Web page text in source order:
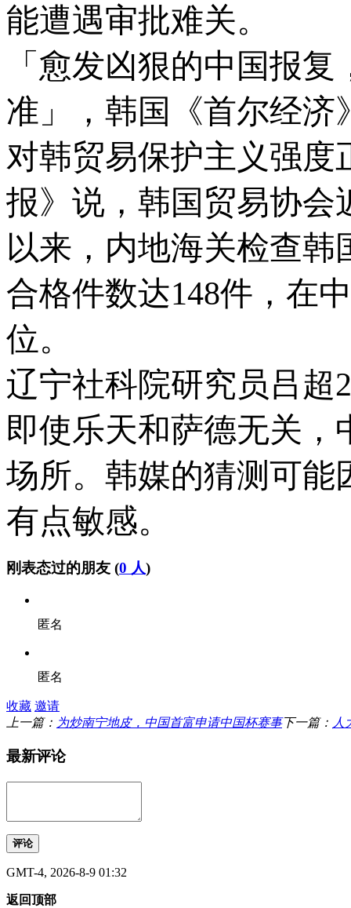
能遭遇审批难关。
「愈发凶狠的中国报
准」，韩国《首尔经济
对韩贸易保护主义强度
报》说，韩国贸易协会
以来，内地海关检查
合格件数达148件，在
位。
辽宁社科院研究员吕超
即使乐天和萨德无关，
场所。韩媒的猜测可能
有点敏感。
刚表态过的朋友 (0 人)
匿名
匿名
收藏 邀请
上一篇： 为炒南宁地皮，中国首富申请中国杯赛事下一篇： 人
最新评论
评论
GMT-4, 2026-8-9 01:32
返回顶部